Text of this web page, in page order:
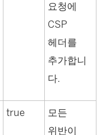
요청에
CSP
헤더를
추가합니
다.
true
모든
위반이